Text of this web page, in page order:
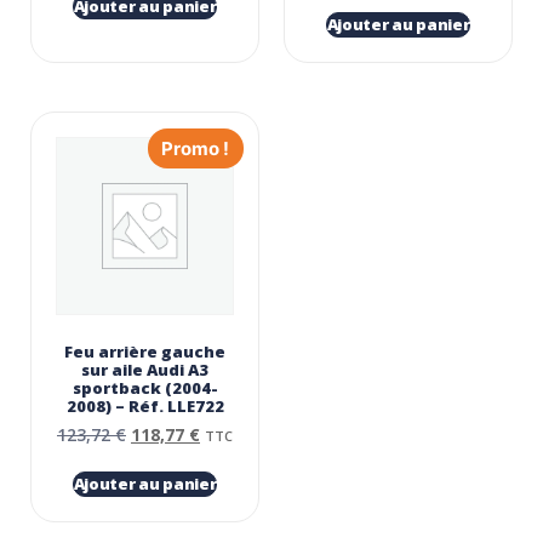
Ajouter au panier
Ajouter au panier
Promo !
Feu arrière gauche
sur aile Audi A3
sportback (2004-
2008) – Réf. LLE722
123,72€ 118,77 € TTC
Ajouter au panier